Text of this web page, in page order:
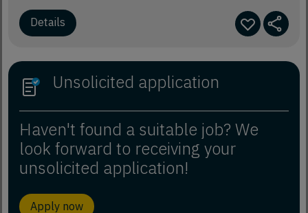
Details
Unsolicited application
Haven't found a suitable job? We
look forward to receiving your
unsolicited application!
Apply now